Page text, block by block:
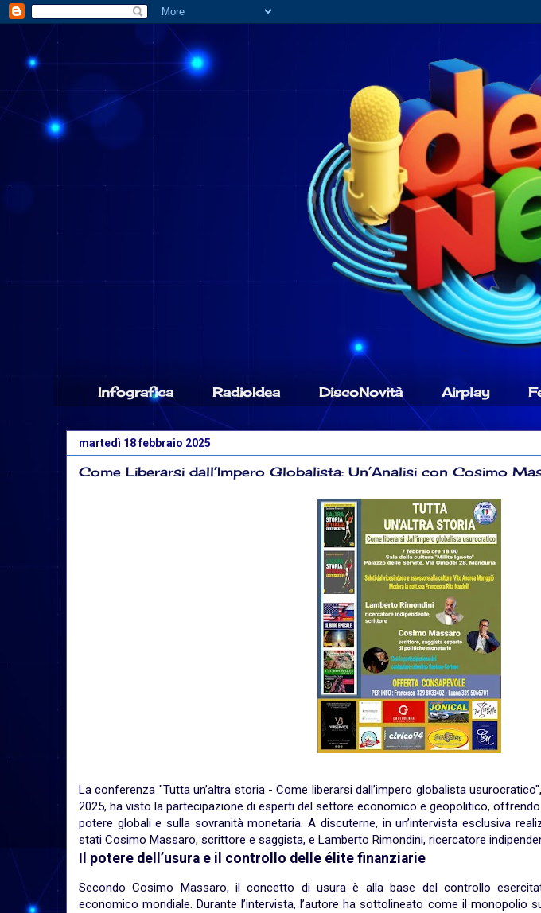
Infografica RadioIdea DiscoNovità Airplay
martedì 18 febbraio 2025
Come Liberarsi dall’Impero Globalista: Un’Analisi con Cosimo
La conferenza "Tutta un’altra storia - Come liberarsi dall’impero globalista
2025, ha visto la partecipazione di esperti del settore economico e geopolitico,
potere globali e sulla sovranità monetaria. A discuterne, in un’intervista esclusiva
stati Cosimo Massaro, scrittore e saggista, e Lamberto Rimondini, ricercatore
Il potere dell’usura e il controllo delle élite finanziarie
Secondo Cosimo Massaro, il concetto di usura è alla base del controllo
economico mondiale. Durante l’intervista, l’autore ha sottolineato come il monopolio